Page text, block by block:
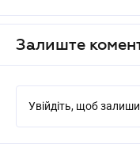
Залиште
Увійдіть, щоб